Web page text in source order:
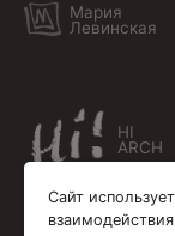
Мария
Левинская
HI
ARCH
Сайт